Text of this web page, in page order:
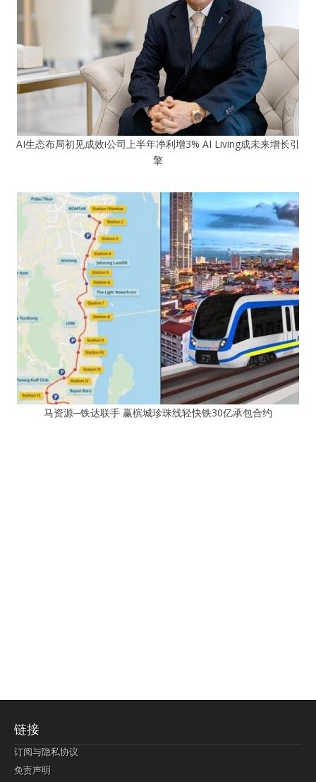
AI生态布局初见成效i公司上半年净利增3% AI Living成未来增长引
擎
马资源─铁达联手 赢槟城珍珠线轻快铁30亿承包合约
链接
订阅与隐私协议
免责声明